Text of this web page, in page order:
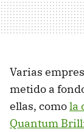
Varias
metido a
ellas, comola
Quantum